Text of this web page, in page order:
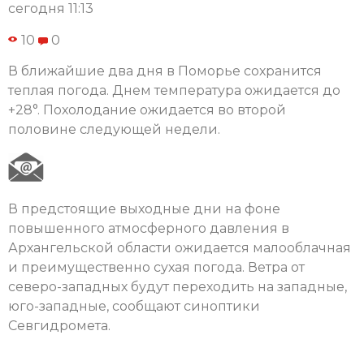
сегодня 11:13
10 0
В ближайшие два дня в Поморье сохранится
теплая погода. Днем температура ожидается до
+28°. Похолодание ожидается во второй
половине следующей недели.
В предстоящие выходные дни на фоне
повышенного атмосферного давления в
Архангельской области ожидается малооблачная
и преимущественно сухая погода. Ветра от
северо-западных будут переходить на западные,
юго-западные, сообщают синоптики
Севгидромета.